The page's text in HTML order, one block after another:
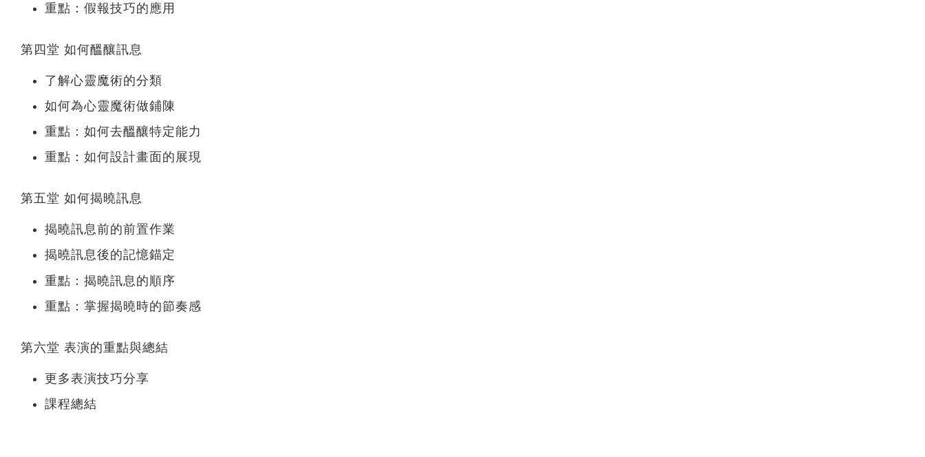
重點：假報技巧的應用
第四堂 如何醞釀訊息
了解心靈魔術的分類
如何為心靈魔術做鋪陳
重點：如何去醞釀特定能力
重點：如何設計畫面的展現
第五堂 如何揭曉訊息
揭曉訊息前的前置作業
揭曉訊息後的記憶錨定
重點：揭曉訊息的順序
重點：掌握揭曉時的節奏感
第六堂 表演的重點與總結
更多表演技巧分享
課程總結